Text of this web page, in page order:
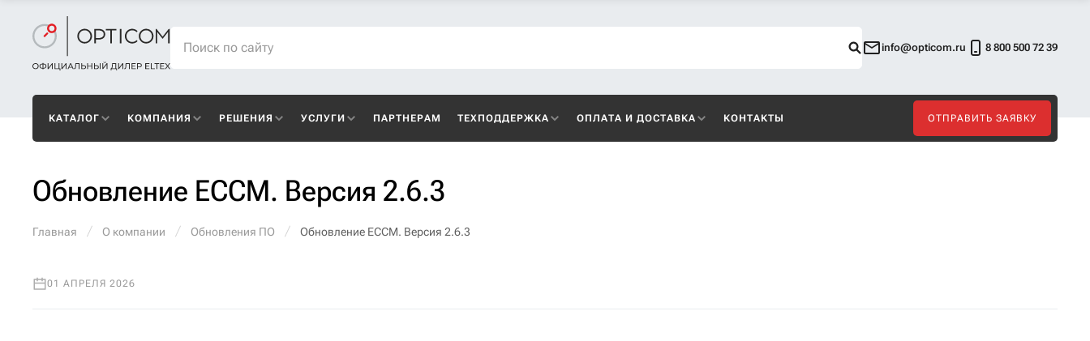
info@opticom.ru 8 800 500 72 39
КАТАЛОГ КОМПАНИЯ РЕШЕНИЯ УСЛУГИ ПАРТНЕРАМ ТЕХПОДДЕРЖКА ОПЛАТА И ДОСТАВКА КОНТАКТЫ ОТПРАВИТЬ ЗАЯВКУ
Обновление ECCM. Версия 2.6.3
Главная О компании Обновления ПО Обновление ECCM. Версия 2.6.3
01 АПРЕЛЯ 2026